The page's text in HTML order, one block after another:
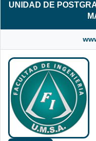
UNIDAD DE